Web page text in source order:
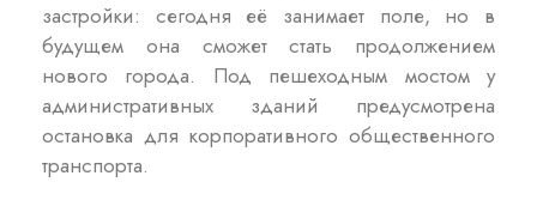
застройки: сегодня её занимает поле, но в
будущем она сможет стать продолжением
нового города. Под пешеходным мостом у
административных зданий предусмотрена
остановка для корпоративного общественного
транспорта.